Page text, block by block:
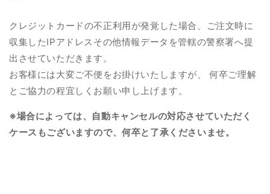
クレジットカードの不正利用が発覚した場合、ご注文時に
収集したIPアドレスその他情報データを管轄の警察署へ提
出させていただきます。
お客様には大変ご不便をお掛けいたしますが、 何卒ご理解
とご協力の程宜しくお願い申し上げます。
※場合によっては、自動キャンセルの対応させていただく
ケースもございますので、何卒と了承くださいませ。